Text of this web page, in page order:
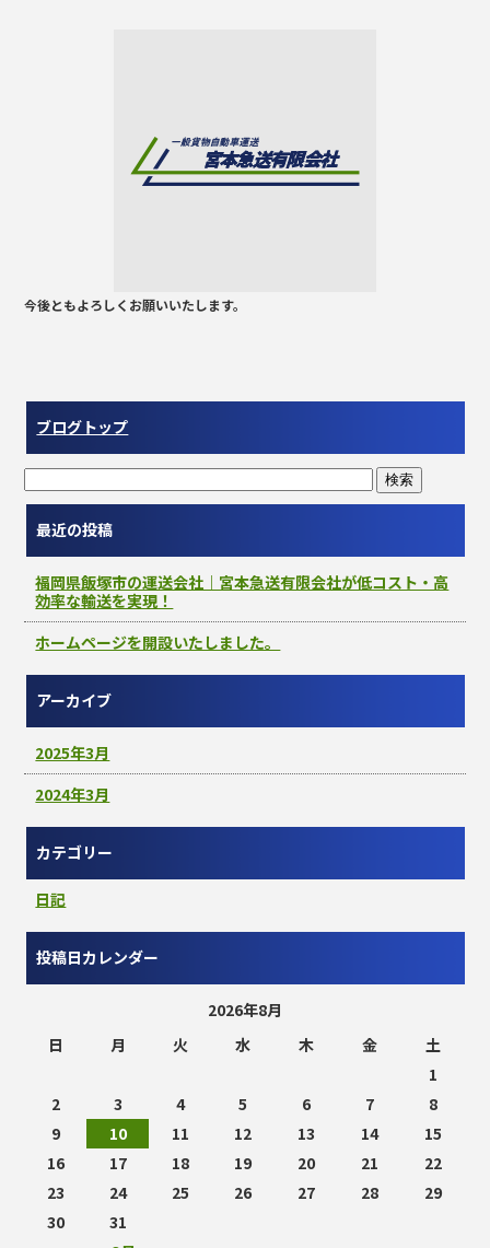
今後ともよろしくお願いいたします。
ブログトップ
最近の投稿
福岡県飯塚市の運送会社｜宮本急送有限会社が低コスト・高
効率な輸送を実現！
ホームページを開設いたしました。
アーカイブ
2025年3月
2024年3月
カテゴリー
日記
投稿日カレンダー
2026年8月
日
月 火 水 木 金 土
1
2
3 4 5 6 7
8
9
10 11 12 13 14
15
16
17 18 19 20 21
22
23
24 25 26 27 28
29
30
31